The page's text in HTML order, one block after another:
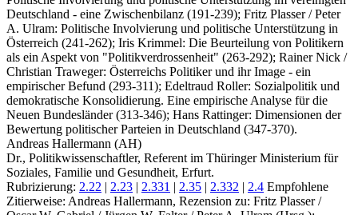
Deutschland - eine Zwischenbilanz (191-239); Fritz Plasser / Peter
A. Ulram: Politische Involvierung und politische Unterstützung in
Österreich (241-262); Iris Krimmel: Die Beurteilung von Politikern
als ein Aspekt von "Politikverdrossenheit" (263-292); Rainer Nick /
Christian Traweger: Österreichs Politiker und ihr Image - ein
empirischer Befund (293-311); Edeltraud Roller: Sozialpolitik und
demokratische Konsolidierung. Eine empirische Analyse für die
Neuen Bundesländer (313-346); Hans Rattinger: Dimensionen der
Bewertung politischer Parteien in Deutschland (347-370).
Andreas Hallermann (AH)
Dr., Politikwissenschaftler, Referent im Thüringer Ministerium für
Soziales, Familie und Gesundheit, Erfurt.
Rubrizierung: 2.22 | 2.23 | 2.331 | 2.35 | 2.332 | 2.4 Empfohlene
Zitierweise: Andreas Hallermann, Rezension zu: Fritz Plasser /